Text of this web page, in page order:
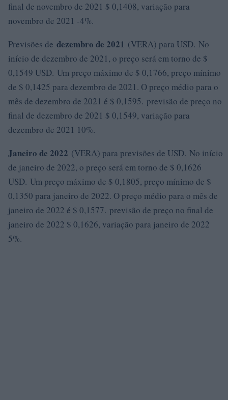
final de novembro de 2021 $ 0,1408, variação para
novembro de 2021 -4%.
Previsões de dezembro de 2021 (VERA) para USD. No
início de dezembro de 2021, o preço será em torno de $
0,1549 USD. Um preço máximo de $ 0,1766, preço mínimo
de $ 0,1425 para dezembro de 2021. O preço médio para o
mês de dezembro de 2021 é $ 0,1595. previsão de preço no
final de dezembro de 2021 $ 0,1549, variação para
dezembro de 2021 10%.
Janeiro de 2022 (VERA) para previsões de USD. No início
de janeiro de 2022, o preço será em torno de $ 0,1626
USD. Um preço máximo de $ 0,1805, preço mínimo de $
0,1350 para janeiro de 2022. O preço médio para o mês de
janeiro de 2022 é $ 0,1577. previsão de preço no final de
janeiro de 2022 $ 0,1626, variação para janeiro de 2022
5%.